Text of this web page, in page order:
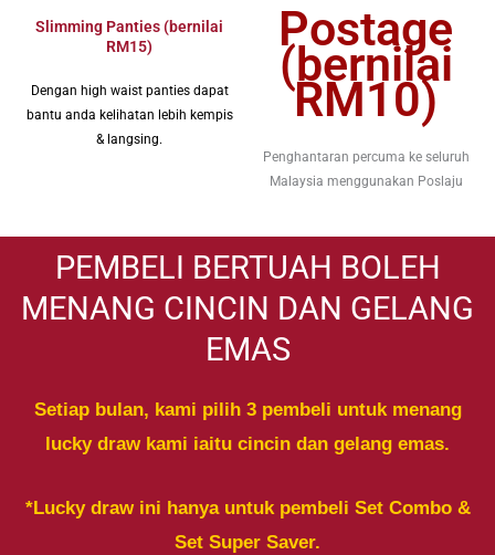
Slimming Panties (bernilai
RM15)
Dengan high waist panties dapat
bantu anda kelihatan lebih kempis
& langsing.
Postage
(bernilai
RM10)
Penghantaran percuma ke seluruh
Malaysia menggunakan Poslaju
PEMBELI BERTUAH BOLEH
MENANG CINCIN DAN GELANG
EMAS
Setiap bulan, kami pilih 3 pembeli untuk menang
lucky draw kami iaitu cincin dan gelang emas.
*Lucky draw ini hanya untuk pembeli Set Combo &
Set Super Saver.